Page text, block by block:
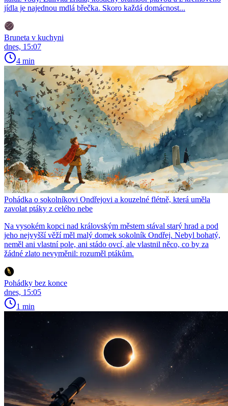
jídla je najednou mdlá břečka. Skoro každá domácnost...
Bruneta v kuchyni
dnes, 15:07
4 min
Pohádka o sokolníkovi Ondřejovi a kouzelné flétně, která uměla
zavolat ptáky z celého nebe
Na vysokém kopci nad královským městem stával starý hrad a pod
jeho nejvyšší věží měl malý domek sokolník Ondřej. Nebyl bohatý,
neměl ani vlastní pole, ani stádo ovcí, ale vlastnil něco, co by za
žádné zlato nevyměnil: rozuměl ptákům.
Pohádky bez konce
dnes, 15:05
1 min